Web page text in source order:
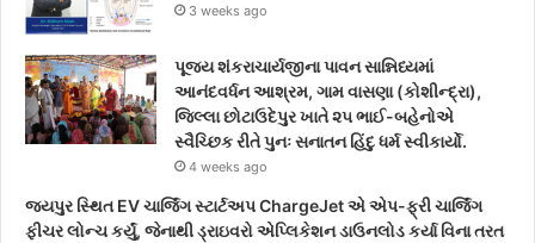
3 weeks ago
પૂજ્ય શંકરાચાર્યજીના પાવન સાન્નિધ્યમાં
આનંદવર્ધન આશ્રમ, ગામ વાસણા (કોશીન્દ્રા),
જિલ્લા છોટાઉદેપુર ખાતે ૨૫ ભાઈ-બહેનોએ
સ્વૈચ્છિક રીતે પુનઃ સનાતન હિંદુ ધર્મ સ્વીકાર્યો.
4 weeks ago
જયપુર સ્થિત EV ચાર્જિંગ સ્ટાર્ટઅપ ChargeJet એ એપ-ફ્રી ચાર્જિંગ
ફીચર લોન્ચ કર્યું, જેનાથી ડ્રાઇવરો એપ્લિકેશન ડાઉનલોડ કર્યા વિના તરત